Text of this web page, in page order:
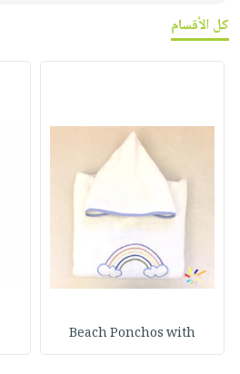
كل الأقسام
Beach Ponchos with